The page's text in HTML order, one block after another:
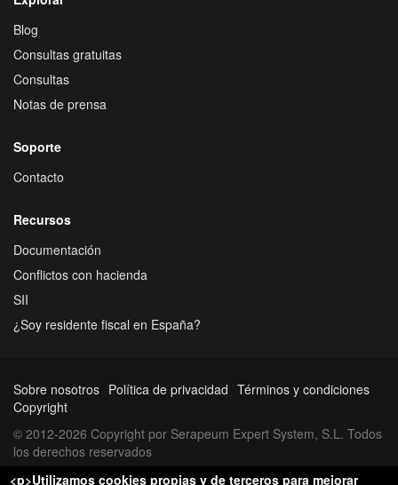
Blog
Consultas gratuitas
Consultas
Notas de prensa
Soporte
Contacto
Recursos
Documentación
Conflictos con hacienda
SII
¿Soy residente fiscal en España?
Sobre nosotros Política de privacidad Términos y condiciones
Copyright
© 2012-2026 Copyright por Serapeum Expert System, S.L. Todos
los derechos reservados
<p>Utilizamos cookies propias y de terceros para mejorar